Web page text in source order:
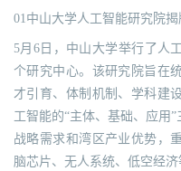
01中山大学人工智能研究院揭
5月6日，中山大学举行了人
个研究中心。该研究院旨在
才引育、体制机制、学科建
工智能的“主体、基础、应用
战略需求和湾区产业优势，
脑芯片、无人系统、低空经济